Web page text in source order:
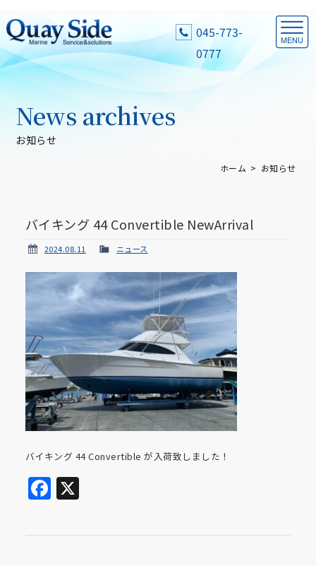
045-773-
0777
お知らせ
News archives
ホーム お知らせ
バイキング 44 Convertible NewArrival
2024.08.11 ニュース
バイキング 44 Convertible が入荷致しました！
Facebook
X